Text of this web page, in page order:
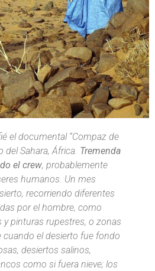
el documental “Compaz de
del Sahara, África. Tremenda
el crew, probablemente
humanos. Un mes
recorriendo diferentes
por el hombre, como
y pinturas rupestres, o zonas
cuando el desierto fue fondo
desiertos salinos,
como si fuera nieve; los